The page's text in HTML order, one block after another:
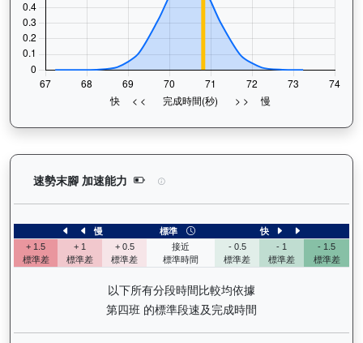
速勢末腳 加速能力 烈進駒（L278）— 速勢末腳加速能力
慢 標準
快
+ 1.5
標準差
+ 1
標準差
+ 0.5
標準差
接近
標準時間
- 0.5
標準差
- 1
標準差
- 1.5
標準差
以下所有分段時間比較均依據
第四班 的標準段速及完成時間